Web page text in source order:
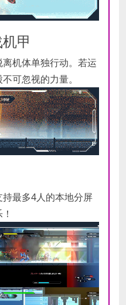
甲
机体单独行动。若运
可忽视的力量。
最多4人的本地分屏